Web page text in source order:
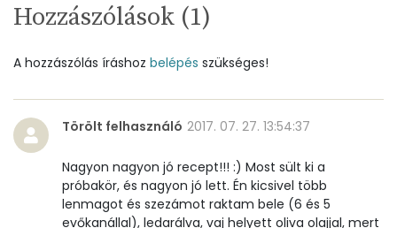
Összesen
Cukor
Élelmi rost
5 mg
Víz
Összesen 13.2 g
Hozzászólások (1)
A hozzászólás íráshoz belépés szükséges!
Törölt felhasználó 2017. 07. 27. 13:54:37
Nagyon nagyon jó recept!!! :) Most sült ki a
próbakör, és nagyon jó lett. Én kicsivel több
lenmagot és szezámot raktam bele (6 és 5
evőkanállal), ledarálva, vaj helyett oliva olajjal, mert